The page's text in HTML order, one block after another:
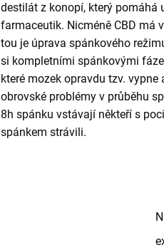
destilát z konopí, který pomáhá
farmaceutik. Nicméně CBD má
tou je úprava spánkového
si kompletními spánkovými
které mozek opravdu tzv.
obrovské problémy v průběhu
8h spánku vstávají někteří s
spánkem strávili.